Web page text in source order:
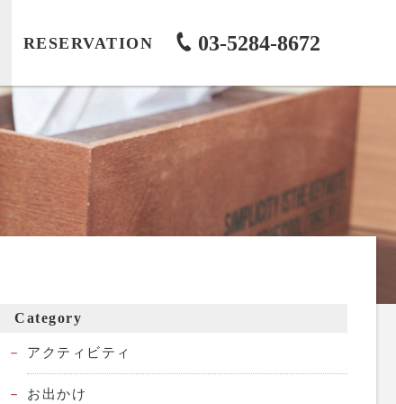
RESERVATION 03-5284-8672
Category
アクティビティ
お出かけ